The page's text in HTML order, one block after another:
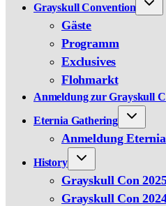
Grayskull Convention
Gäste
Programm
Exclusives
Flohmarkt
Anmeldung zur Grayskull
Eternia Gathering
Anmeldung Eternia
History
Grayskull Con
Grayskull Con